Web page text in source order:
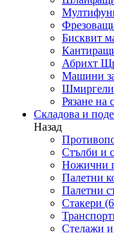
Бисквит
Абрихт
Машини
Шмиргели
Рязане на
Складова и
Назад
Стълби и
Ножични
Палетни
Палетни
Стакери
Стелажи и